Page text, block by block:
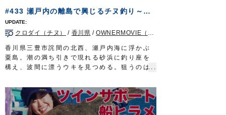
ロッド：アキアジ専用ロッド 13ft
リール：中型スピニングリール
メインライン：PE 2号
リーダー：フロロ 8号
ウキ：アキアジフロート LL
スプーン：アキアジスプーン 45g
ルアー：タコベイト 2号
タックル②
ロッド：アキアジ専用ロッド 11ft5in
リール：中型スピニングリール
#433 瀬戸内の離島で興じるチヌ釣り～潮風わたる晩夏の渚～
クロダイ（チヌ） / 香川県 /OWNERMOVIE（夢釣行）
香川県三豊市詫間の北西、瀬戸内海に浮かぶ
粟島。潮の満ち引きで現れる砂浜に釣り座を
構え、波間に漂うウキを見つめる。狙うのは
の名で親しまれる釣り味際立つターゲット
だ。
チヌに対峙するのは山口美咲さん。岡山を拠